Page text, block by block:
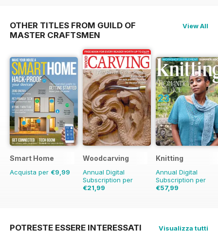
OTHER TITLES FROM GUILD OF
MASTER CRAFTSMEN
View All
Smart Home
Acquista per €9,99
Woodcarving
Annual Digital
Subscription per
€21,99
Knitting
Annual Digital
Subscription per
€57,99
POTRESTE ESSERE INTERESSATI
Visualizza tutti